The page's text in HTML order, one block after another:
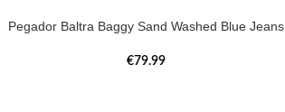
Pegador Baltra Baggy Sand Washed Blue Jeans
€79.99